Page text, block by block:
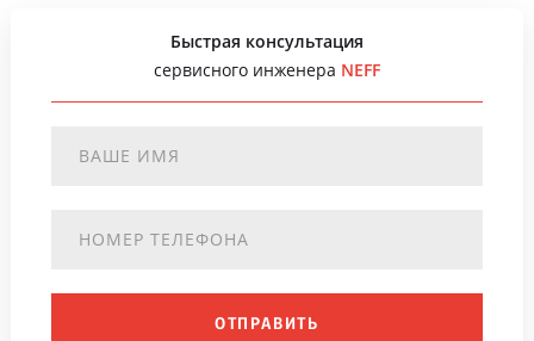
Быстрая консультация
сервисного инженера NEFF
ОТПРАВИТЬ